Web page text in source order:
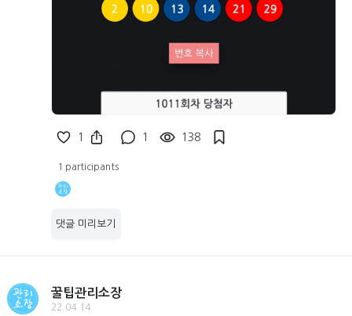
1 1 138
1 participants
댓글 미리보기
꿀팁관리소장
22.04.14